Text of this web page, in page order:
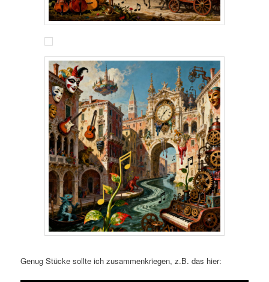
Genug Stücke sollte ich zusammenkriegen, z.B. das hier: